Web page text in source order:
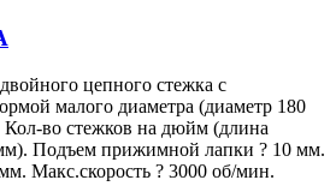
цепного стежка с
малого диаметра (диаметр 180
во стежков на дюйм (длина
Подъем прижимной лапки ? 10 мм.
Макс.скорость ? 3000 об/мин.